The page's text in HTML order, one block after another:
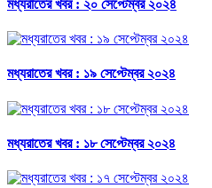
মধ্যরাতের খবর : ২০ সেপ্টেম্বর ২০২৪
মধ্যরাতের খবর : ১৯ সেপ্টেম্বর ২০২৪
মধ্যরাতের খবর : ১৮ সেপ্টেম্বর ২০২৪